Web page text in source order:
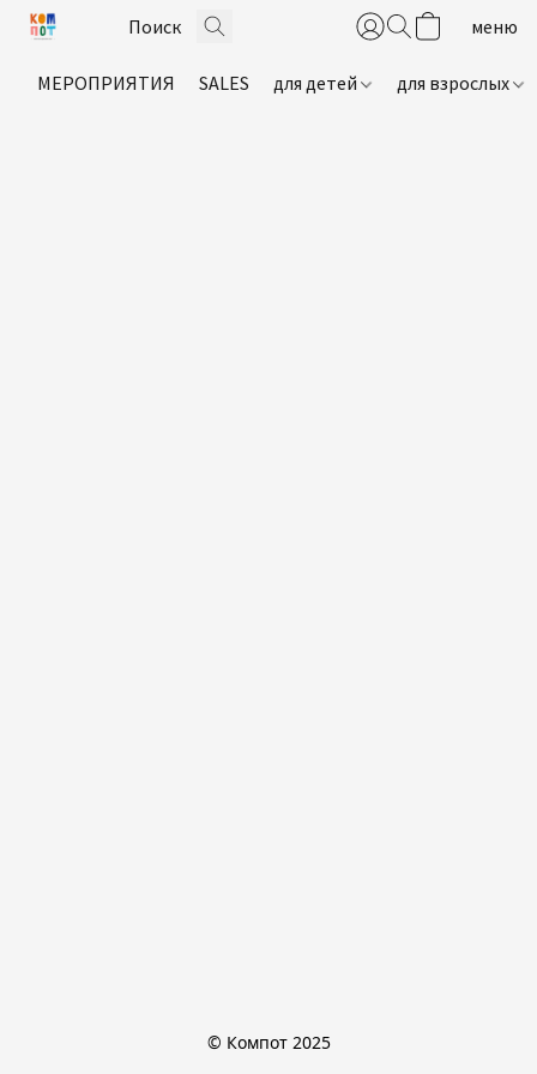
МЕРОПРИЯТИЯ SALES для детей для взрослых
© Компот 2025